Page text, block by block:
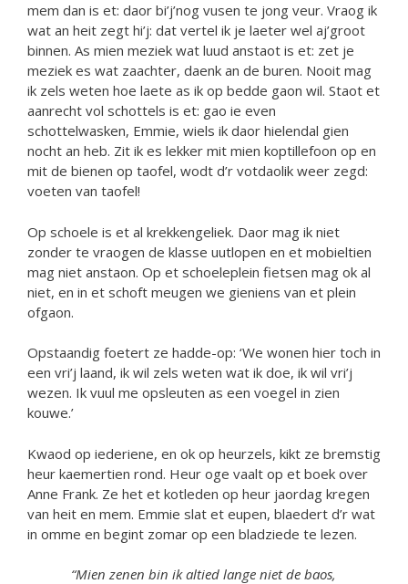
mem dan is et: daor bi’j’nog vusen te jong veur. Vraog ik
wat an heit zegt hi’j: dat vertel ik je laeter wel aj’groot
binnen. As mien meziek wat luud anstaot is et: zet je
meziek es wat zaachter, daenk an de buren. Nooit mag
ik zels weten hoe laete as ik op bedde gaon wil. Staot et
aanrecht vol schottels is et: gao ie even
schottelwasken, Emmie, wiels ik daor hielendal gien
nocht an heb. Zit ik es lekker mit mien koptillefoon op en
mit de bienen op taofel, wodt d’r votdaolik weer zegd:
voeten van taofel!
Op schoele is et al krekkengeliek. Daor mag ik niet
zonder te vraogen de klasse uutlopen en et mobieltien
mag niet anstaon. Op et schoeleplein fietsen mag ok al
niet, en in et schoft meugen we gieniens van et plein
ofgaon.
Opstaandig foetert ze hadde-op: ‘We wonen hier toch in
een vri’j laand, ik wil zels weten wat ik doe, ik wil vri’j
wezen. Ik vuul me opsleuten as een voegel in zien
kouwe.’
Kwaod op iederiene, en ok op heurzels, kikt ze bremstig
heur kaemertien rond. Heur oge vaalt op et boek over
Anne Frank. Ze het et kotleden op heur jaordag kregen
van heit en mem. Emmie slat et eupen, blaedert d’r wat
in omme en begint zomar op een bladziede te lezen.
“Mien zenen bin ik altied lange niet de baos,